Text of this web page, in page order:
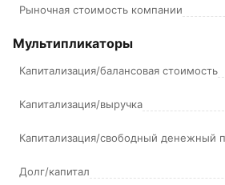
Рыночная стоимость компании
Мультипликаторы
Капитализация/балансовая стоимость
Капитализация/выручка
Капитализация/свободный денежный
Долг/капитал